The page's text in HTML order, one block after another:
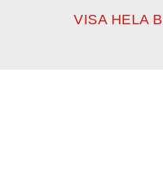
VISA HELA